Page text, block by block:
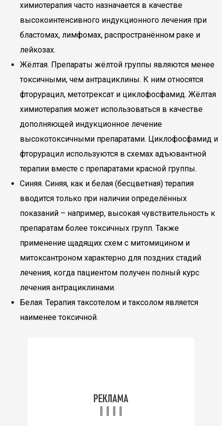
химиотерапия часто назначается в качестве
высокоинтенсивного индукционного лечения при
бластомах, лимфомах, распространённом раке и
лейкозах.
Жёлтая. Препараты жёлтой группы являются менее
токсичными, чем антрациклины. К ним относятся
фторурацил, метотрексат и циклофосфамид. Жёлтая
химиотерапия может использоваться в качестве
дополняющей индукционное лечение
высокотоксичными препаратами. Циклофосфамид и
фторурацил используются в схемах адъювантной
терапии вместе с препаратами красной группы.
Синяя. Синяя, как и белая (бесцветная) терапия
вводится только при наличии определённых
показаний – например, высокая чувствительность к
препаратам более токсичных групп. Также
применение щадящих схем с митомицином и
митоксантроном характерно для поздних стадий
лечения, когда пациентом получен полный курс
лечения антрациклинами.
Белая. Терапия таксотелом и таксолом является
наименее токсичной.